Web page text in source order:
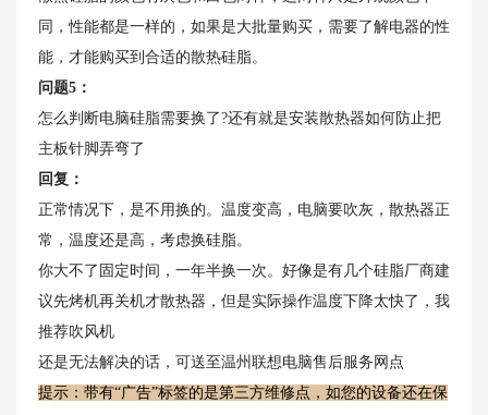
同，性能都是一样的，如果是大批量购买，需要了解电器的性
能，才能购买到合适的散热硅脂。
问题5：
怎么判断电脑硅脂需要换了?还有就是安装散热器如何防止把
主板针脚弄弯了
回复：
正常情况下，是不用换的。温度变高，电脑要吹灰，散热器正
常，温度还是高，考虑换硅脂。
你大不了固定时间，一年半换一次。好像是有几个硅脂厂商建
议先烤机再关机才散热器，但是实际操作温度下降太快了，我
推荐吹风机
还是无法解决的话，可送至温州联想电脑售后服务网点
提示：带有“广告”标签的是第三方维修点，如您的设备还在保